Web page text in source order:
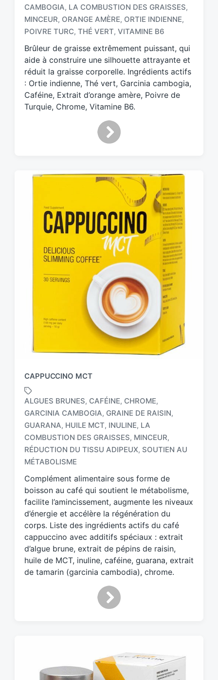
a
g
g
d
w
i
t
h
CAMBOGIA, LA COMBUSTION DES GRAISSES,
MINCEUR, ORANGE AMÈRE, ORTIE INDIENNE,
POIVRE TURC, THÉ VERT, VITAMINE B6
Brûleur de graisse extrêmement puissant, qui
aide à construire une silhouette attrayante et
réduit la graisse corporelle. Ingrédients actifs
: Ortie indienne, Thé vert, Garcinia cambogia,
Caféine, Extrait d’orange amère, Poivre de
Turquie, Chrome, Vitamine B6.
CAPPUCCINO MCT
a
g
g
d
w
i
t
h
ALGUES BRUNES, CAFÉINE, CHROME,
GARCINIA CAMBOGIA, GRAINE DE RAISIN,
GUARANA, HUILE MCT, INULINE, LA
COMBUSTION DES GRAISSES, MINCEUR,
RÉDUCTION DU TISSU ADIPEUX, SOUTIEN AU
MÉTABOLISME
Complément alimentaire sous forme de
boisson au café qui soutient le métabolisme,
facilite l’amincissement, augmente les niveaux
d’énergie et accélère la régénération du
corps. Liste des ingrédients actifs du café
cappuccino avec additifs spéciaux : extrait
d’algue brune, extrait de pépins de raisin,
huile de MCT, inuline, caféine, guarana, extrait
de tamarin (garcinia cambodia), chrome.